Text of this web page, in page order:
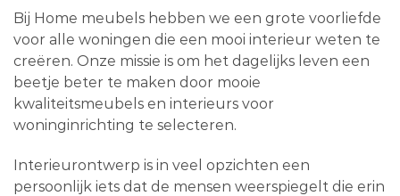
Bij Home meubels hebben we een grote voorliefde
voor alle woningen die een mooi interieur weten te
creëren. Onze missie is om het dagelijks leven een
beetje beter te maken door mooie
kwaliteitsmeubels en interieurs voor
woninginrichting te selecteren.
Interieurontwerp is in veel opzichten een
persoonlijk iets dat de mensen weerspiegelt die erin